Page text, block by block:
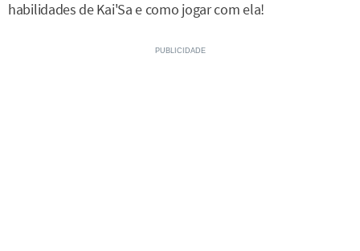
habilidades de Kai'Sa e como jogar com ela!